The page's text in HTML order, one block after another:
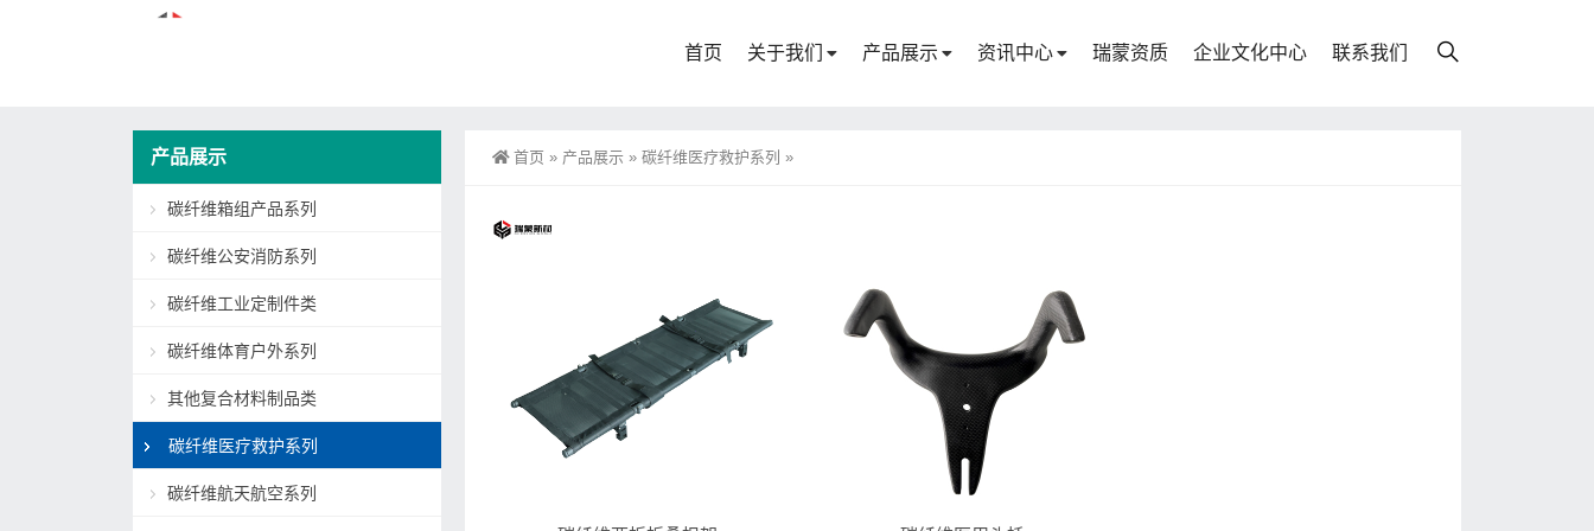
首页 关于我们 产品展示 资讯中心 瑞蒙资质 企业文化中心 联系我们
首页 » 产品展示 » 碳纤维医疗救护系列 »
产品展示
碳纤维箱组产品系列
碳纤维公安消防系列
碳纤维工业定制件类
碳纤维体育户外系列
其他复合材料制品类
碳纤维医疗救护系列
碳纤维航天航空系列